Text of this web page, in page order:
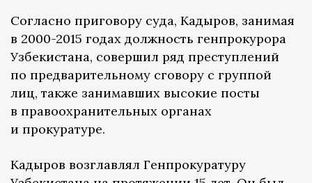
Согласно приговору суда, Кадыров, занимая
в 2000-2015 годах должность генпрокурора
Узбекистана, совершил ряд преступлений
по предварительному сговору с группой
лиц, также занимавших высокие посты
в правоохранительных органах
и прокуратуре.
Кадыров возглавлял Генпрокуратуру